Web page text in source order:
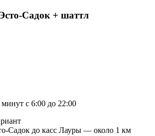
Садок + шаттл
с 6:00 до 22:00
Садок до касс Лауры — около 1 км